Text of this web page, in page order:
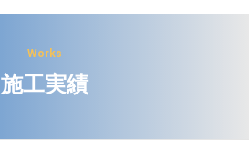
Works
施工実績